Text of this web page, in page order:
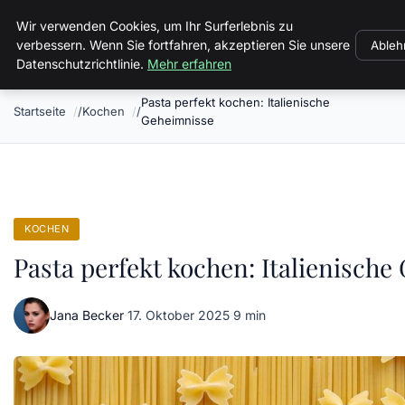
Volkertvandergraaf
Startseite Kochen
Pasta perfekt kochen: Italienische
Geheimnisse
KOCHEN
Pasta perfekt kochen: Italienische
Jana Becker·17. Oktober 2025·9 min
Wir verwenden Cookies, um Ihr Surferlebnis zu
verbessern. Wenn Sie fortfahren, akzeptieren Sie unsere
Datenschutzrichtlinie. Mehr erfahren